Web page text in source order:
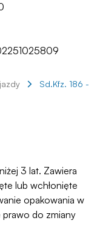
Sd.Kfz. 186 -
3 lat. Zawiera
lub wchłonięte
opakowania w
do zmiany